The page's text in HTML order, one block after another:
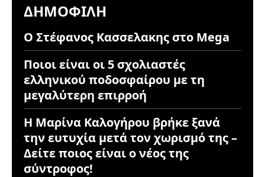
ΔΗΜΟΦΙΛΉ
Ο Στέφανος Κασσελακης στο Mega
Ποιοι είναι οι 5 σχολιαστές
ελληνικού ποδοσφαίρου με τη
μεγαλύτερη επιρροή
Η Μαρίνα Καλογήρου βρήκε ξανά
την ευτυχία μετά τον χωρισμό της –
Δείτε ποιος είναι ο νέος της
σύντροφος!